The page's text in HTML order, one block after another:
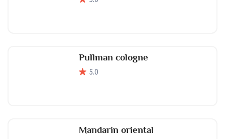
Pullman cologne
5.0
Mandarin oriental